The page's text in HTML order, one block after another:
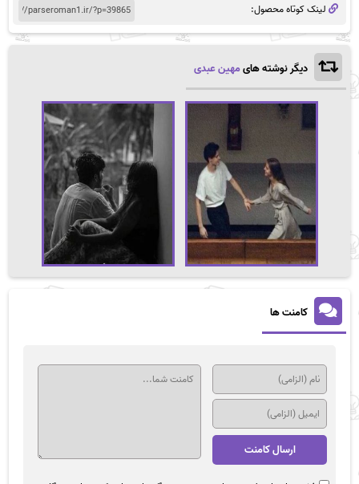
لینک کوتاه محصول:
دیگر نوشته هایمهین عبدی
کامنت ها